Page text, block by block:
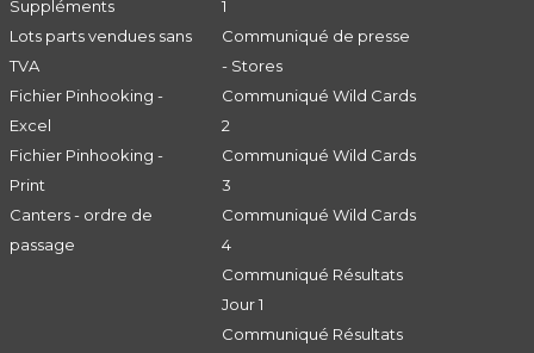
Suppléments
Lots parts vendues sans
TVA
Fichier Pinhooking -
Excel
Fichier Pinhooking -
Print
Canters - ordre de
passage
1
Communiqué de presse
- Stores
Communiqué Wild Cards
2
Communiqué Wild Cards
3
Communiqué Wild Cards
4
Communiqué Résultats
Jour 1
Communiqué Résultats